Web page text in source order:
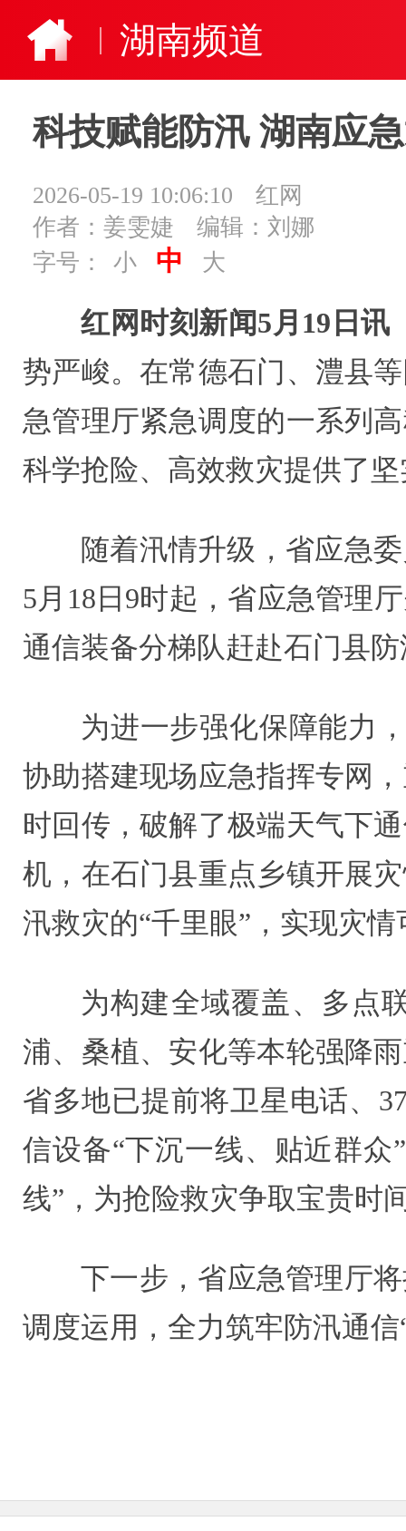
湖南频道
科技赋能防汛 湖南应
2026-05-19 10:06:10
红网
作者：姜雯婕
编辑：刘娜
字号：
小 中 大
红网时刻新闻5月19日讯
势严峻。在常德石门、澧县
急管理厅紧急调度的一系列
科学抢险、高效救灾提供了
随着汛情升级，省应急
5月18日9时起，省应急管理
通信装备分梯队赶赴石门县
为进一步强化保障能力
协助搭建现场应急指挥专网
时回传，破解了极端天气下
机，在石门县重点乡镇开展
汛救灾的“千里眼”，实现灾
为构建全域覆盖、多点
浦、桑植、安化等本轮强降
省多地已提前将卫星电话、
信设备“下沉一线、贴近群
线”，为抢险救灾争取宝贵时
下一步，省应急管理厅
调度运用，全力筑牢防汛通